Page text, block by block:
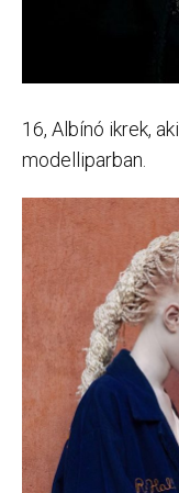
16, Albínó ikrek,
modelliparban.